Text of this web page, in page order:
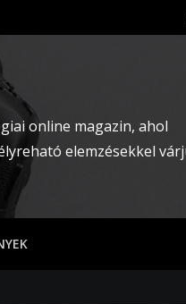
online magazin, ahol
elemzésekkel